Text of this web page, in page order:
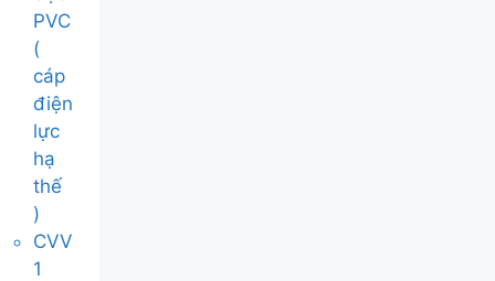
PVC
(
cáp
điện
lực
hạ
thế
)
CVV
1